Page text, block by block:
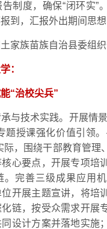
制度，确保“闭环实”
到，汇报外出期间思想
土家族苗族自治县委组
：
“治校尖兵”
与技术实践。开展情
题授课强化价值引领
际，围绕干部教育管理
心要点，开展专项培
。完善三级成果应用
开展主题宣讲，将培
链，按受众需求开展
设计方案并落地实施